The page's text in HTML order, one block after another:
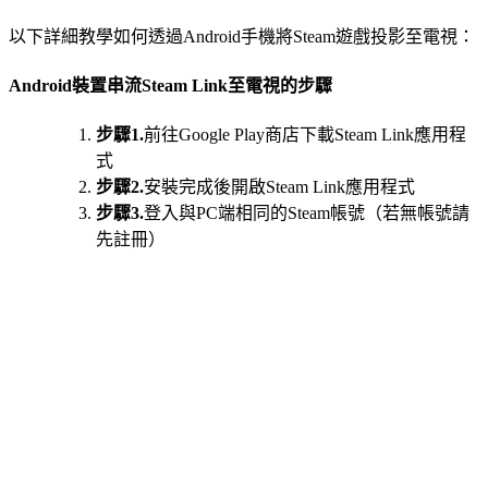
以下詳細教學如何透過Android手機將Steam遊戲投影至電視：
Android裝置串流Steam Link至電視的步驟
步驟1.前往Google Play商店下載Steam Link應用程
式
步驟2.安裝完成後開啟Steam Link應用程式
步驟3.登入與PC端相同的Steam帳號（若無帳號請
先註冊）